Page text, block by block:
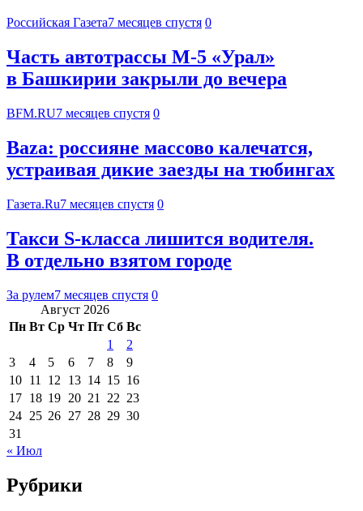
Российская Газета7 месяцев спустя 0
Часть автотрассы М-5 «Урал»
в Башкирии закрыли до вечера
BFM.RU7 месяцев спустя 0
Baza: россияне массово калечатся,
устраивая дикие заезды на тюбингах
Газета.Ru7 месяцев спустя 0
Такси S-класса лишится водителя.
В отдельно взятом городе
За рулем7 месяцев спустя 0
Август 2026
Пн Вт Ср Чт Пт Сб Вс
1
2
3
4 5 6 7 8
9
10 11 12 13 14 15 16
17 18 19 20 21 22 23
24 25 26 27 28 29 30
31
« Июл
Рубрики